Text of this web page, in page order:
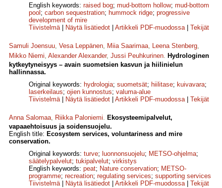
English keywords: raised bog; mud-bottom hollow; mud-bottom
pool ; carbon sequestration; hummock ridge; progressive
development of mire
Tiivistelmä| Näytä lisätiedot Artikkeli PDF-muodossa| Tekijät
Samuli Joensuu, Vesa Leppänen, Miia Saarimaa, Leena Stenberg,
Mikko Niemi, Alexander Alexander, Jussi Peuhkurinen. Hydrologinen
kytkeytyneisyys – avain suometsien kasvun ja hiilinielun
hallinnassa.
Original keywords: hydrologia; suometsät; hiilitase; kuivavara;
laserkeilaus; ojien kunnostus; valuma-alue
Tiivistelmä| Näytä lisätiedot Artikkeli PDF-muodossa| Tekijät
Anna Salomaa, Riikka Paloniemi. Ekosysteemipalvelut,
vapaaehtoisuus ja soidensuojelu.
English title: Ecosystem services, voluntariness and mire
conservation.
Original keywords: turve; luonnonsuojelu; METSO-ohjelma;
säätelypalvelut; tukipalvelut; virkistys
English keywords: peat; Nature conservation; METSO-
programme; recreation; regulating services; supporting services
Tiivistelmä| Näytä lisätiedot Artikkeli PDF-muodossa| Tekijät